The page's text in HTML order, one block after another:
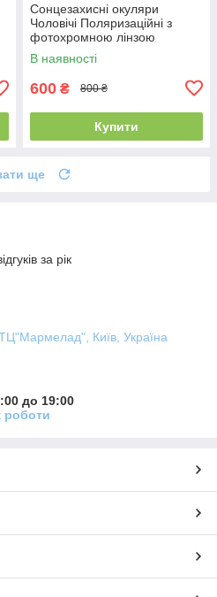
Сонцезахисні окуляри
Чоловічі Поляризаційні з
фотохромною лінзою
Polarized сірий (297)
В наявності
600 ₴ 800 ₴
Купити
ще
за рік
Київ, Україна
до 19:00
роботи